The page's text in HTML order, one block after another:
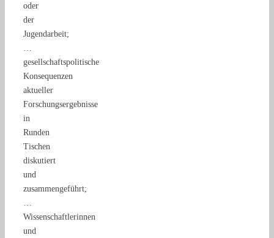
oder
der
Jugendarbeit;
gesellschaftspolitische
Konsequenzen
aktueller
Forschungsergebnisse
in
Runden
Tischen
diskutiert
und
zusammengeführt;
Wissenschaftlerinnen
und